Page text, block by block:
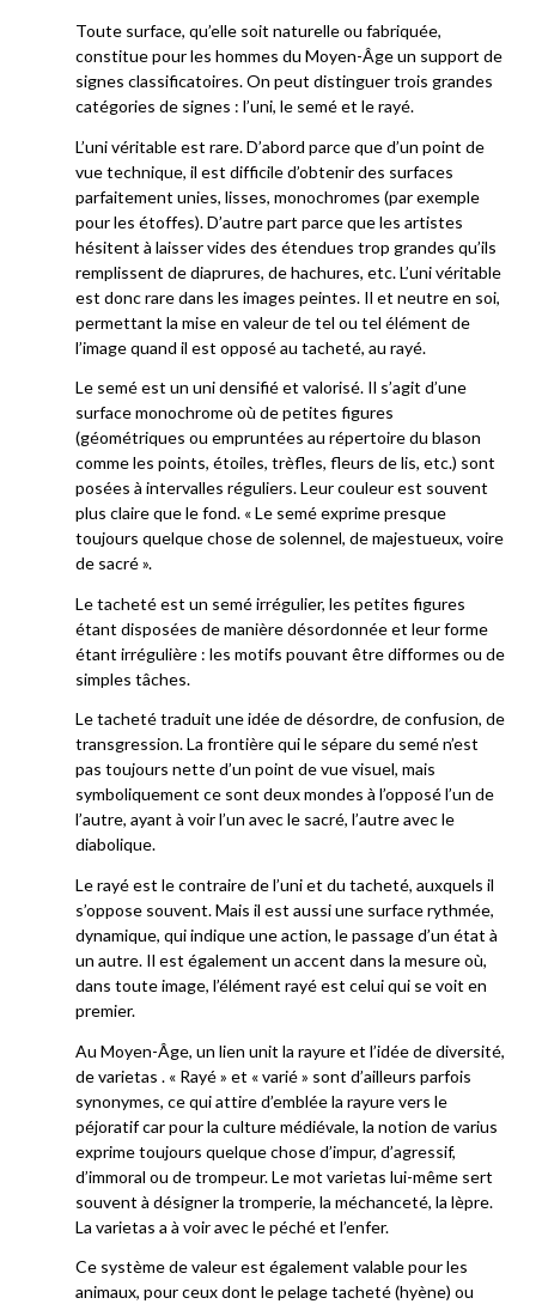
Toute surface, qu’elle soit naturelle ou fabriquée,
constitue pour les hommes du Moyen-Âge un support de
signes classificatoires. On peut distinguer trois grandes
catégories de signes : l’uni, le semé et le rayé.
L’uni véritable est rare. D’abord parce que d’un point de
vue technique, il est difficile d’obtenir des surfaces
parfaitement unies, lisses, monochromes (par exemple
pour les étoffes). D’autre part parce que les artistes
hésitent à laisser vides des étendues trop grandes qu’ils
remplissent de diaprures, de hachures, etc. L’uni véritable
est donc rare dans les images peintes. Il et neutre en soi,
permettant la mise en valeur de tel ou tel élément de
l’image quand il est opposé au tacheté, au rayé.
Le semé est un uni densifié et valorisé. Il s’agit d’une
surface monochrome où de petites figures
(géométriques ou empruntées au répertoire du blason
comme les points, étoiles, trèfles, fleurs de lis, etc.) sont
posées à intervalles réguliers. Leur couleur est souvent
plus claire que le fond. « Le semé exprime presque
toujours quelque chose de solennel, de majestueux, voire
de sacré ».
Le tacheté est un semé irrégulier, les petites figures
étant disposées de manière désordonnée et leur forme
étant irrégulière : les motifs pouvant être difformes ou de
simples tâches.
Le tacheté traduit une idée de désordre, de confusion, de
transgression. La frontière qui le sépare du semé n’est
pas toujours nette d’un point de vue visuel, mais
symboliquement ce sont deux mondes à l’opposé l’un de
l’autre, ayant à voir l’un avec le sacré, l’autre avec le
diabolique.
Le rayé est le contraire de l’uni et du tacheté, auxquels il
s’oppose souvent. Mais il est aussi une surface rythmée,
dynamique, qui indique une action, le passage d’un état à
un autre. Il est également un accent dans la mesure où,
dans toute image, l’élément rayé est celui qui se voit en
premier.
Au Moyen-Âge, un lien unit la rayure et l’idée de diversité,
de varietas . « Rayé » et « varié » sont d’ailleurs parfois
synonymes, ce qui attire d’emblée la rayure vers le
péjoratif car pour la culture médiévale, la notion de varius
exprime toujours quelque chose d’impur, d’agressif,
d’immoral ou de trompeur. Le mot varietas lui-même sert
souvent à désigner la tromperie, la méchanceté, la lèpre.
La varietas a à voir avec le péché et l’enfer.
Ce système de valeur est également valable pour les
animaux, pour ceux dont le pelage tacheté (hyène) ou